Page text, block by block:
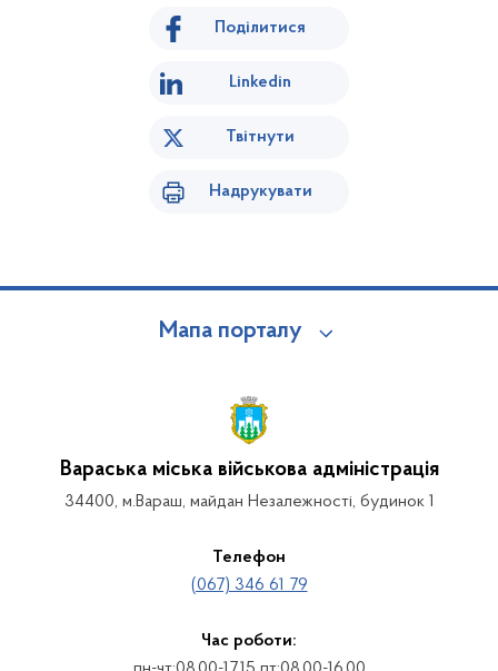
Поділитися
Linkedin
Твітнути
Надрукувати
Мапа порталу
Вараська міська військова адміністрація
34400, м.Вараш, майдан Незалежності, будинок 1
Телефон
(067) 346 61 79
Час роботи: